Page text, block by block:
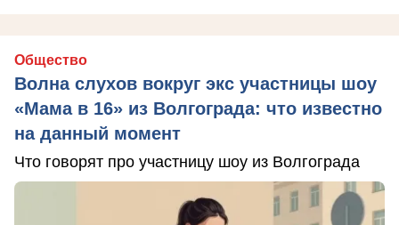
Общество
Волна слухов вокруг экс участницы шоу
«Мама в 16» из Волгограда: что известно
на данный момент
Что говорят про участницу шоу из Волгограда